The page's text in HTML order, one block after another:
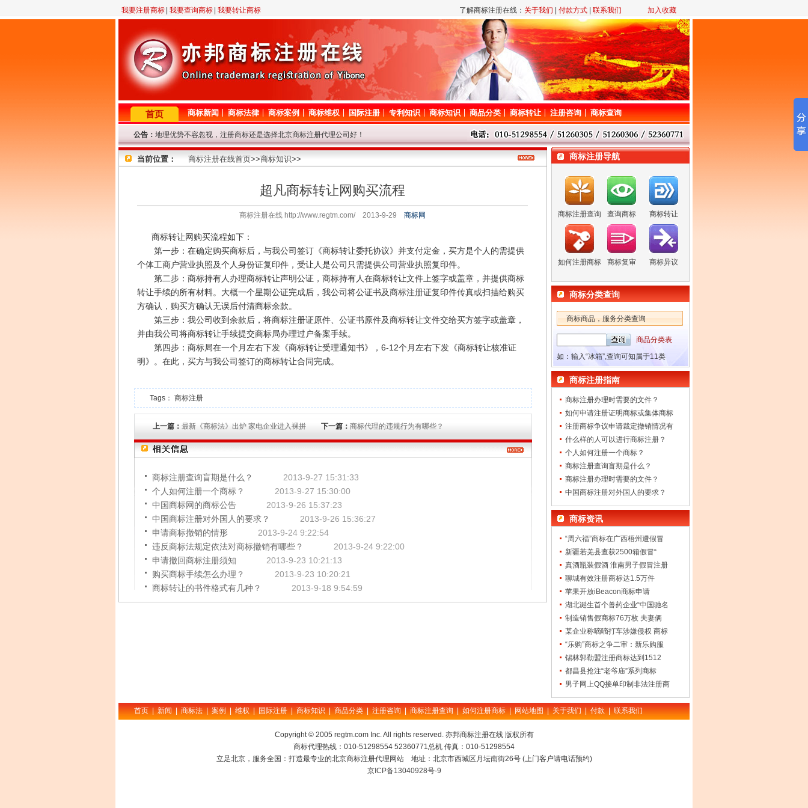
我要注册商标 我要查询商标 我要转让商标 了解商标注册在线： 关于我们 付款方式 联系我们 加入收藏
首页 商标新闻 商标法律 商标案例 商标维权 国际注册 专利知识 商标知识 商品分类 商标转让 注册咨询 商标查询
公告： 地理优势不容忽视，注册商标还是选择北京商标注册代理公司好！
2月23日晚11点至12点，机房线路调整，短暂影响对商标网的访问，请谅解！
因查询咨询量大，提交查询商标信息后请耐心等待，我们争取尽快查询！
8年商标代理资历，欢迎来电垂询！
因国庆节放假，9.29-10.7号商标局停办一切业务，着急的客户请从速！
当前位置： 商标注册在线首页>>商标知识>>
超凡商标转让网购买流程
商标注册在线 http://www.regtm.com/ 2013-9-29 商标网
商标转让网购买流程如下：
第一步：在确定购买商标后，与我公司签订《商标转让委托协议》并支付定金，买方是个人的需提供
个体工商户营业执照及个人身份证复印件，受让人是公司只需提供公司营业执照复印件。
第二步：商标持有人办理商标转让声明公证，商标持有人在商标转让文件上签字或盖章，并提供商标
转让手续的所有材料。大概一个星期公证完成后，我公司将公证书及商标注册证复印件传真或扫描给购买
方确认，购买方确认无误后付清商标余款。
第三步：我公司收到余款后，将商标注册证原件、公证书原件及商标转让文件交给买方签字或盖章，
并由我公司将商标转让手续提交商标局办理过户备案手续。
第四步：商标局在一个月左右下发《商标转让受理通知书》，6-12个月左右下发《商标转让核准证
明》。在此，买方与我公司签订的商标转让合同完成。
Tags： 商标注册
上一篇： 最新《商标法》出炉 家电企业进入裸拼 下一篇： 商标代理的违规行为有哪些？
商标注册查询盲期是什么？
2013-9-27 15:31:33
个人如何注册一个商标？
2013-9-27 15:30:00
中国商标网的商标公告
2013-9-26 15:37:23
中国商标注册对外国人的要求？
2013-9-26 15:36:27
申请商标撤销的情形
2013-9-24 9:22:54
违反商标法规定依法对商标撤销有哪些？
2013-9-24 9:22:00
申请撤回商标注册须知
2013-9-23 10:21:13
购买商标手续怎么办理？
2013-9-23 10:20:21
商标转让的书件格式有几种？
2013-9-18 9:54:59
商标注册导航
商标注册查询 查询商标 商标转让
如何注册商标 商标复审 商标异议
商标分类查询
商标商品，服务分类查询
商品分类表
如：输入“冰箱”,查询可知属于11类
商标注册指南
商标注册办理时需要的文件？
如何申请注册证明商标或集体商标
注册商标争议申请裁定撤销情况有
什么样的人可以进行商标注册？
个人如何注册一个商标？
商标注册查询盲期是什么？
商标注册办理时需要的文件？
中国商标注册对外国人的要求？
商标资讯
“周六福”商标在广西梧州遭假冒
新疆若羌县查获2500箱假冒“
真酒瓶装假酒 淮南男子假冒注册
聊城有效注册商标达1.5万件
苹果开放iBeacon商标申请
湖北诞生首个兽药企业“中国驰名
制造销售假商标76万枚 夫妻俩
某企业称嘀嘀打车涉嫌侵权 商标
“乐购”商标之争二审：新乐购服
锡林郭勒盟注册商标达到1512
都昌县抢注“老爷庙”系列商标
男子网上QQ接单印制非法注册商
首页 | 新闻 | 商标法 | 案例 | 维权 | 国际注册 | 商标知识 | 商品分类 | 注册咨询 | 商标注册查询 | 如何注册商标 | 网站地图 | 关于我们 | 付款 | 联系我们
Copyright © 2005 regtm.com Inc. All rights reserved. 亦邦商标注册在线 版权所有
商标代理热线：010-51298554 52360771总机 传真：010-51298554
立足北京，服务全国：打造最专业的北京商标注册代理网站 地址：北京市西城区月坛南街26号 (上门客户请电话预约)
京ICP备13040928号-9